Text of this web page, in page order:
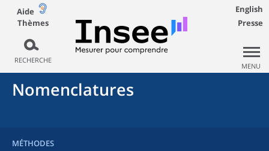
Aide
Thèmes
RECHERCHE
English
Presse
MENU
Nomenclatures
MÉTHODES